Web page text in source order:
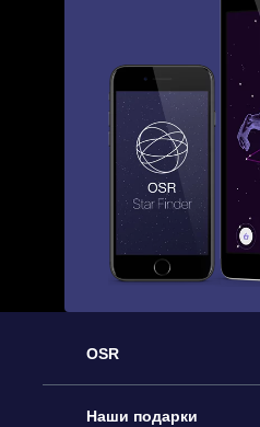
OSR
Обслуживание
Наши подарки